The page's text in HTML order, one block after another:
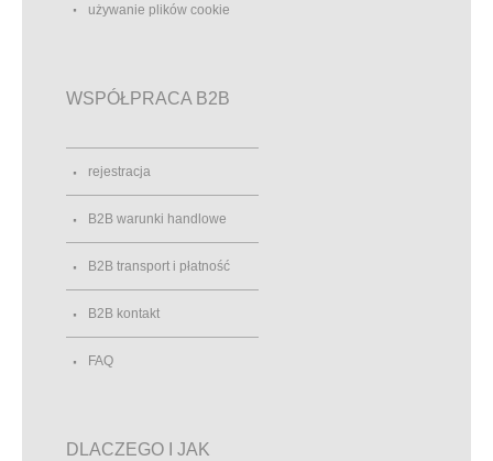
używanie plików cookie
WSPÓŁPRACA B2B
rejestracja
B2B warunki handlowe
B2B transport i płatność
B2B kontakt
FAQ
DLACZEGO I JAK